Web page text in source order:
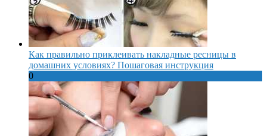
Как правильно приклеивать накладные ресницы в
домашних условиях? Пошаговая инструкция
0